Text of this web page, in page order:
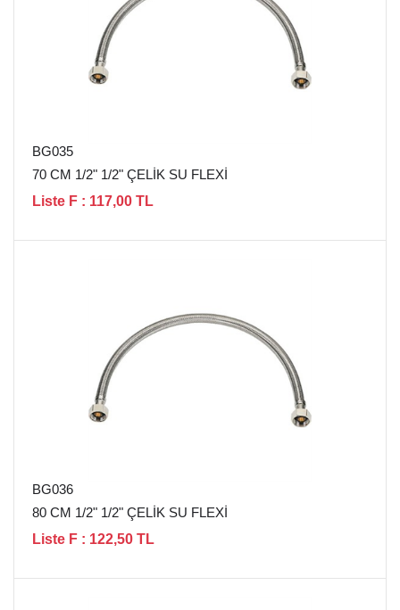
BG035
70 CM 1/2" 1/2" ÇELİK SU FLEXİ
Liste F : 117,00 TL
BG036
80 CM 1/2" 1/2" ÇELİK SU FLEXİ
Liste F : 122,50 TL